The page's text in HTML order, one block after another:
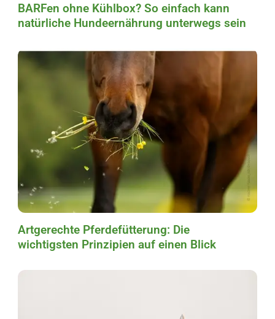
BARFen ohne Kühlbox? So einfach kann
natürliche Hundeernährung unterwegs sein
Artgerechte Pferdefütterung: Die
wichtigsten Prinzipien auf einen Blick